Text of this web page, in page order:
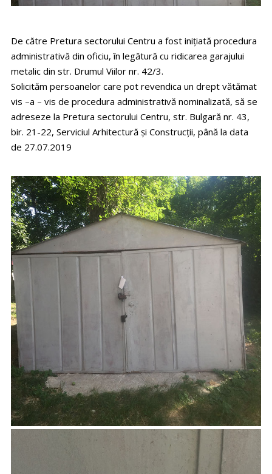
De către Pretura sectorului Centru a fost iniţiată procedura
administrativă din oficiu, în legătură cu ridicarea garajului
metalic din str. Drumul Viilor nr. 42/3.
Solicităm persoanelor care pot revendica un drept vătămat
vis –a – vis de procedura administrativă nominalizată, să se
adreseze la Pretura sectorului Centru, str. Bulgară nr. 43,
bir. 21-22, Serviciul Arhitectură şi Construcţii, până la data
de 27.07.2019